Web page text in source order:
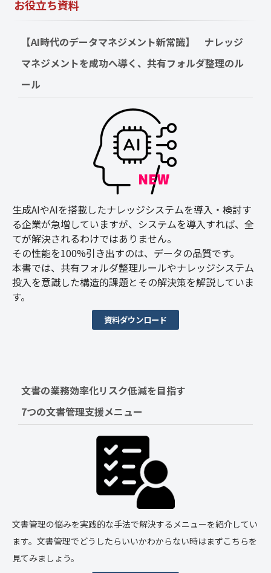
お役立ち資料
【AI時代のデータマネジメント新常識】　ナレッジ
マネジメントを成功へ導く、共有フォルダ整理のル
ール
生成AIやAIを搭載したナレッジシステムを導入・検討す
る企業が急増していますが、システムを導入すれば、全
てが解決されるわけではありません。
その性能を100%引き出すのは、データの品質です。
本書では、共有フォルダ整理ルールやナレッジシステム
投入を意識した構造的課題とその解決策を解説していま
す。
資料ダウンロード
文書の業務効率化リスク低減を目指す
7つの文書管理支援メニュー
文書管理の悩みを実践的な手法で解決するメニューを紹介してい
ます。文書管理でどうしたらいいかわからない時はまずこちらを
見てみましょう。